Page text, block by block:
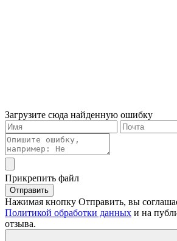
Загрузите сюда найденную ошибку
Прикрепить файл
Отправить
Нажимая кнопку Отправить, вы
Политикой обработки данных и на
отзыва.